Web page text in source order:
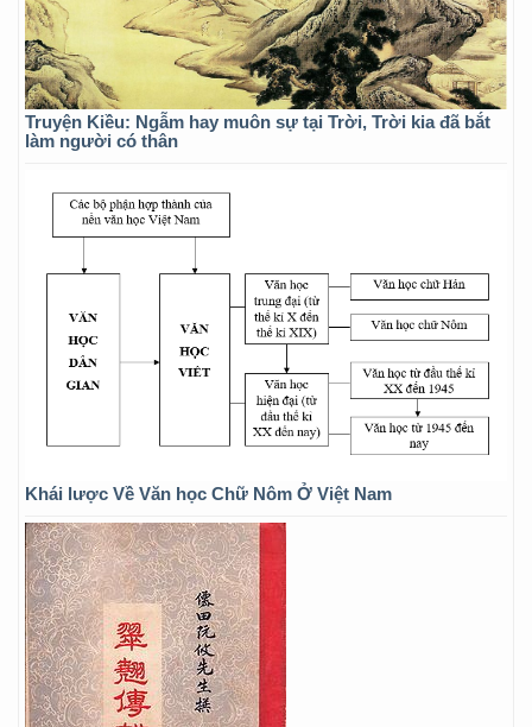
Truyện Kiều: Ngẫm hay muôn sự tại Trời, Trời kia đã bắt
làm người có thân
Khái lược Về Văn học Chữ Nôm Ở Việt Nam